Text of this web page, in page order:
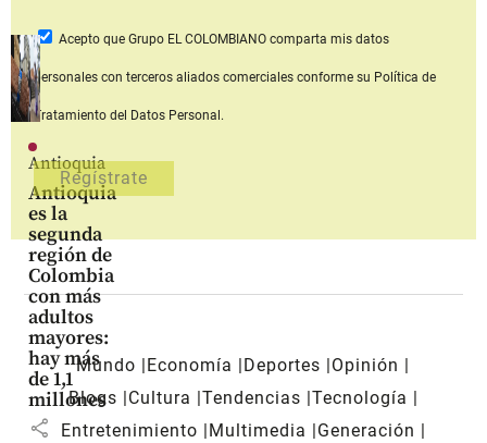
Antioquia
Antioquia
es la
segunda
región de
Colombia
con más
adultos
mayores:
hay más
de 1,1
millones
share
Acepto que Grupo EL COLOMBIANOcomparta mis datos
personales con terceros aliados comerciales conforme su Política de
Tratamiento del Datos Personal.
Mundo Economía Deportes
Opinión
Blogs
Cultura Tendencias Tecnología
Entretenimiento
Multimedia
Generación